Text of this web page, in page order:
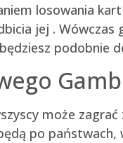
losowania
jej .
podobnie
może
po